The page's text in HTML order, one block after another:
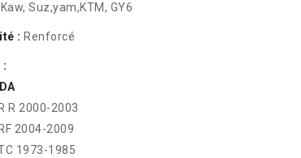
Suz,yam,KTM, GY6
: Renforcé
:
R 2000-2003
2004-2009
1973-1985